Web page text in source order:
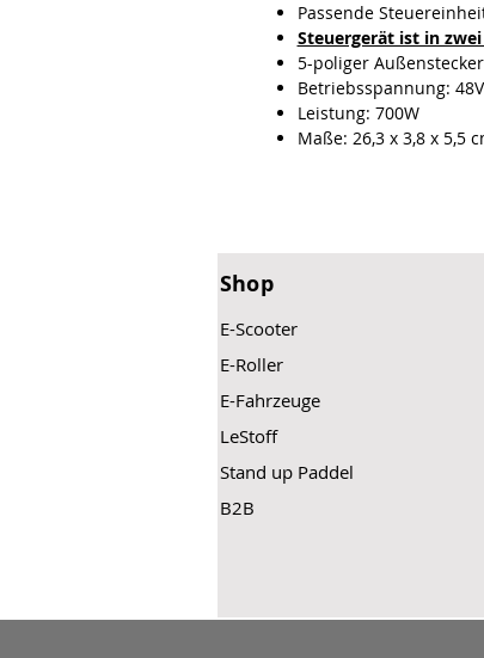
Passende
Steuergerät ist in
5-poliger Außenstecker
Betriebsspannung: 48V
Leistung: 700W
Maße: 26,3 x 3,8 x 5,5
Shop
E-Scooter
E-Roller
E-Fahrzeuge
LeStoff
Stand up Paddel
B2B